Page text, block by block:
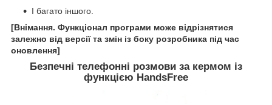
І багато іншого.
[Внімання. Функціонал програми може відрізнятися
залежно від версії та змін із боку розробника під час
оновлення]
Безпечні телефонні розмови за кермом із
функцією HandsFree